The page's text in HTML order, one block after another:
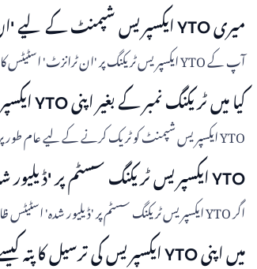
میری YTO ایکسپریس شپمنٹ کے لیے 'ان ٹرانزٹ' اسٹیٹس کا کیا مطلب ہے؟
آپ کے YTO ایکسپریس ٹریکنگ پر 'ان ٹرانزٹ' اسٹیٹس کا مطلب ہے کہ آپ کا پیکج فی الحال یا تو YTO ایکسپریس چھانٹنے والے مراکز کے درمیان یا ڈیلیوری ایڈریس کے راستے پر ہے۔
کیا میں ٹریکنگ نمبر کے بغیر اپنی YTO ایکسپریس شپمنٹ کو ٹریک کر سکتا ہوں؟
YTO ایکسپریس شپمنٹ کو ٹریک کرنے کے لیے عام طور پر ٹریکنگ نمبر کی ضرورت ہوتی ہے۔ یہ منفرد نمبر شپمنٹ کی حیثیت اور مقام کے بارے میں تفصیلی معلومات حاصل کرنے کے لیے ضروری ہے۔
YTO ایکسپریس ٹریکنگ سسٹم پر 'ڈیلیور شدہ' اسٹیٹس کا کیا مطلب ہے؟
اگر YTO ایکسپریس ٹریکنگ سسٹم پر 'ڈیلیور شدہ' اسٹیٹس ظاہر ہوتا ہے، تو اس سے ظاہر ہوتا ہے کہ کھیپ مقررہ منزل پر پہنچ چکی ہے اور وصول کنندہ یا کسی مجاز شخص کو موصول ہوئی ہے۔
میں اپنی YTO ایکسپریس کی ترسیل کا پتہ کیسے تبدیل کر سکتا ہوں؟